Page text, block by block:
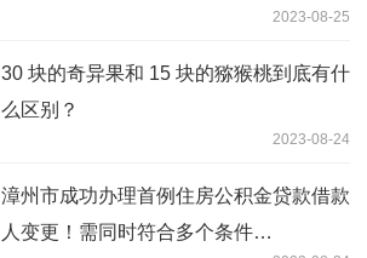
2023-08-25
30 块的奇异果和 15 块的猕猴桃到底有什
么区别？
2023-08-24
漳州市成功办理首例住房公积金贷款借款
人变更！需同时符合多个条件…